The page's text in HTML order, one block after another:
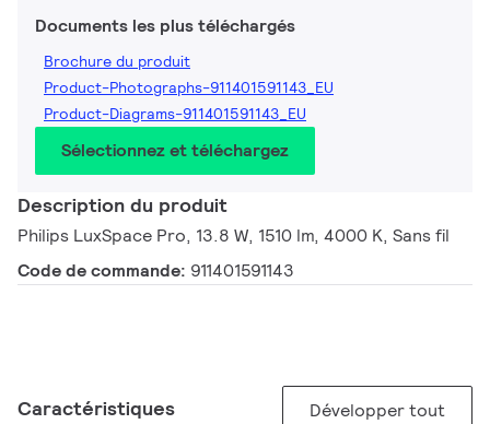
Documents les plus téléchargés
Brochure du produit
Product-Photographs-911401591143_EU
Product-Diagrams-911401591143_EU
Sélectionnez et téléchargez
Description du produit
Philips LuxSpace Pro, 13.8 W, 1510 lm, 4000 K, Sans fil
Code de commande: 911401591143
Caractéristiques Développer tout